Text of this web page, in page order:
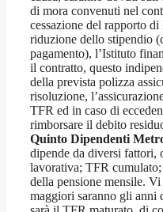
di mora convenuti nel
cessazione del rapporto
riduzione dello stipendio
pagamento), l’Istituto
il contratto, questo
della prevista polizza
risoluzione,
TFR ed in caso di
rimborsare il debito
Quinto Dipendenti
dipende da diversi fattori,
lavorativa; TFR
della pensione mensile.
maggiori saranno gli anni